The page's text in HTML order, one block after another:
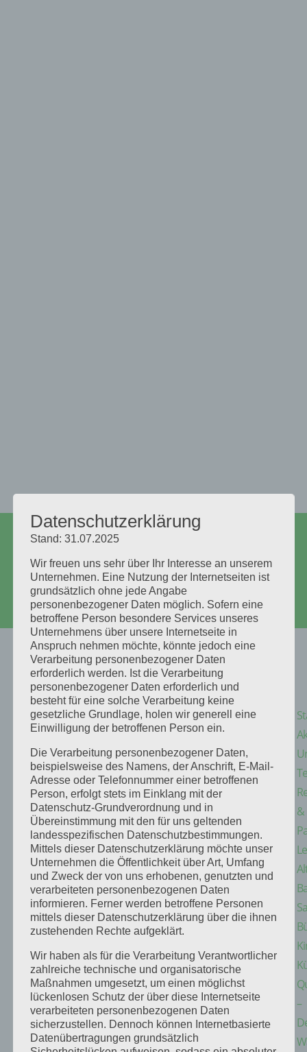
+4917662959268
traeumeausholz@outlook.com
Facebook
Instagram
Facebook
Instagram
&
–
Datenschutzerklärung
Stand: 31.07.2025
Wir freuen uns sehr über Ihr Interesse an unserem
Unternehmen. Eine Nutzung der Internetseiten ist
grundsätzlich ohne jede Angabe
personenbezogener Daten möglich. Sofern eine
betroffene Person besondere Services unseres
Unternehmens über unsere Internetseite in
Anspruch nehmen möchte, könnte jedoch eine
Verarbeitung personenbezogener Daten
erforderlich werden. Ist die Verarbeitung
personenbezogener Daten erforderlich und
besteht für eine solche Verarbeitung keine
gesetzliche Grundlage, holen wir generell eine
Einwilligung der betroffenen Person ein.
Die Verarbeitung personenbezogener Daten,
beispielsweise des Namens, der Anschrift, E-Mail-
Adresse oder Telefonnummer einer betroffenen
Person, erfolgt stets im Einklang mit der
Datenschutz-Grundverordnung und in
Übereinstimmung mit den für uns geltenden
landesspezifischen Datenschutzbestimmungen.
Mittels dieser Datenschutzerklärung möchte unser
Unternehmen die Öffentlichkeit über Art, Umfang
und Zweck der von uns erhobenen, genutzten und
verarbeiteten personenbezogenen Daten
informieren. Ferner werden betroffene Personen
mittels dieser Datenschutzerklärung über die ihnen
zustehenden Rechte aufgeklärt.
Wir haben als für die Verarbeitung Verantwortlicher
zahlreiche technische und organisatorische
Maßnahmen umgesetzt, um einen möglichst
lückenlosen Schutz der über diese Internetseite
verarbeiteten personenbezogenen Daten
sicherzustellen. Dennoch können Internetbasierte
Datenübertragungen grundsätzlich